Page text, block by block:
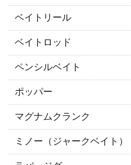
ベイトリール
ベイトロッド
ペンシルベイト
ポッパー
マグナムクランク
ミノー（ジャークベイト）